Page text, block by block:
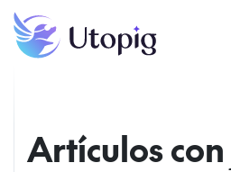
Artículos con